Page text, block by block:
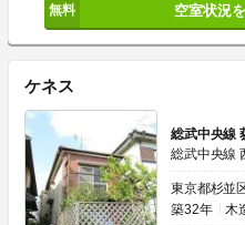
空室状況
ケネス
総武中央線
総武中央線
東京都杉並
築32年
木